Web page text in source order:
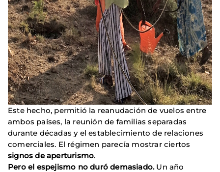
Este hecho, permitió la reanudación de vuelos entre
ambos países, la reunión de familias separadas
durante décadas y el establecimiento de relaciones
comerciales. El régimen parecía mostrar ciertos
signos de aperturismo.
Pero el espejismo no duró demasiado.Un año